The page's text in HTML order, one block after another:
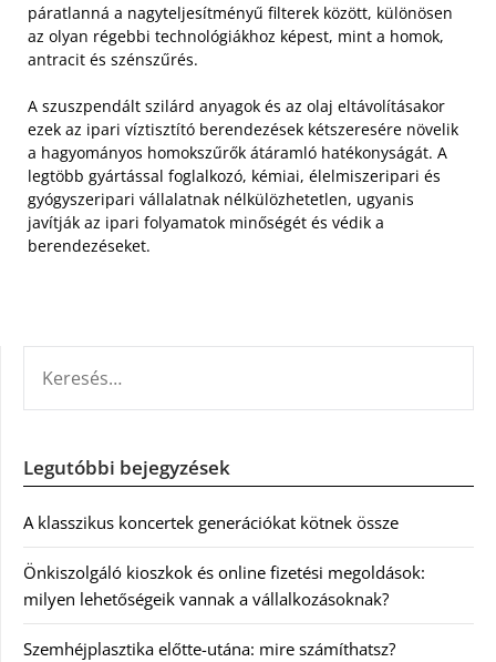
páratlanná a nagyteljesítményű filterek között, különösen
az olyan régebbi technológiákhoz képest, mint a homok,
antracit és szénszűrés.
A szuszpendált szilárd anyagok és az olaj eltávolításakor
ezek az ipari víztisztító berendezések kétszeresére növelik
a hagyományos homokszűrők átáramló hatékonyságát. A
legtöbb gyártással foglalkozó, kémiai, élelmiszeripari és
gyógyszeripari vállalatnak nélkülözhetetlen, ugyanis
javítják az ipari folyamatok minőségét és védik a
berendezéseket.
Legutóbbi bejegyzések
A klasszikus koncertek generációkat kötnek össze
Önkiszolgáló kioszkok és online fizetési megoldások:
milyen lehetőségeik vannak a vállalkozásoknak?
Szemhéjplasztika előtte-utána: mire számíthatsz?